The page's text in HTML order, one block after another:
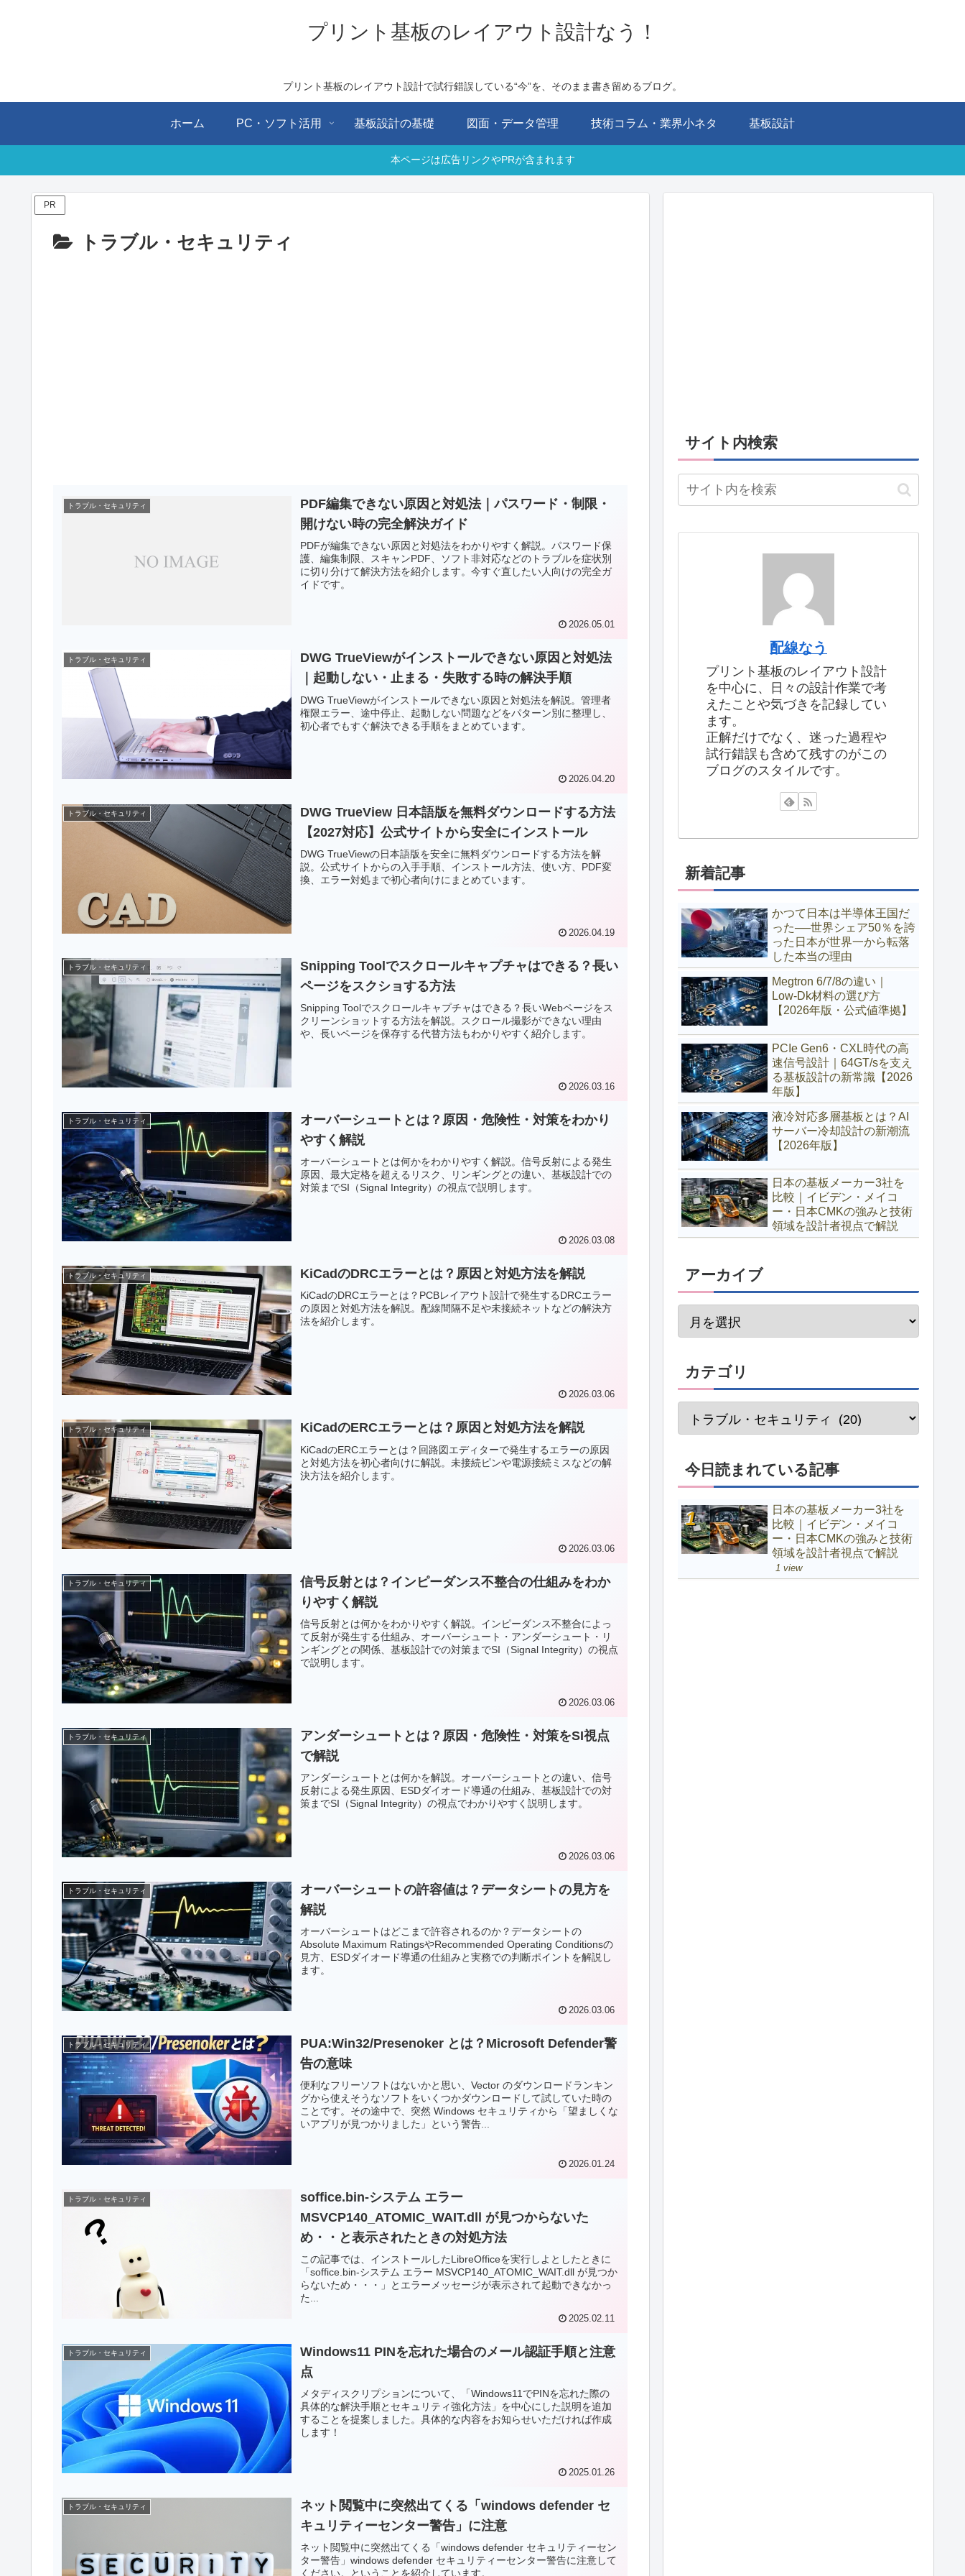
プリント基板のレイアウト設計なう！
プリント基板のレイアウト設計で試行錯誤している“今”を、そのまま書き留めるブログ。
ホーム PC・ソフト活用 基板設計の基礎 図面・データ管理 技術コラム・業界小ネタ 基板設計
本ページは広告リンクやPRが含まれます
PR
トラブル・セキュリティ
トラブル・セキュリティ
PDF編集できない原因と対処法｜パスワード・制限・
開けない時の完全解決ガイド
PDFが編集できない原因と対処法をわかりやすく解説。パスワード保
護、編集制限、スキャンPDF、ソフト非対応などのトラブルを症状別
に切り分けて解決方法を紹介します。今すぐ直したい人向けの完全ガ
イドです。
2026.05.01
トラブル・セキュリティ
DWG TrueViewがインストールできない原因と対処法
｜起動しない・止まる・失敗する時の解決手順
DWG TrueViewがインストールできない原因と対処法を解説。管理者
権限エラー、途中停止、起動しない問題などをパターン別に整理し、
初心者でもすぐ解決できる手順をまとめています。
2026.04.20
トラブル・セキュリティ
DWG TrueView 日本語版を無料ダウンロードする方法
【2027対応】公式サイトから安全にインストール
DWG TrueViewの日本語版を安全に無料ダウンロードする方法を解
説。公式サイトからの入手手順、インストール方法、使い方、PDF変
換、エラー対処まで初心者向けにまとめています。
2026.04.19
トラブル・セキュリティ
Snipping Toolでスクロールキャプチャはできる？長い
ページをスクショする方法
Snipping Toolでスクロールキャプチャはできる？長いWebページをス
クリーンショットする方法を解説。スクロール撮影ができない理由
や、長いページを保存する代替方法もわかりやすく紹介します。
2026.03.16
トラブル・セキュリティ
オーバーシュートとは？原因・危険性・対策をわかり
やすく解説
オーバーシュートとは何かをわかりやすく解説。信号反射による発生
原因、最大定格を超えるリスク、リンギングとの違い、基板設計での
対策までSI（Signal Integrity）の視点で説明します。
2026.03.08
トラブル・セキュリティ KiCadのDRCエラーとは？原因と対処方法を解説
KiCadのDRCエラーとは？PCBレイアウト設計で発生するDRCエラー
の原因と対処方法を解説。配線間隔不足や未接続ネットなどの解決方
法を紹介します。
2026.03.06
トラブル・セキュリティ KiCadのERCエラーとは？原因と対処方法を解説
KiCadのERCエラーとは？回路図エディターで発生するエラーの原因
と対処方法を初心者向けに解説。未接続ピンや電源接続ミスなどの解
決方法を紹介します。
2026.03.06
トラブル・セキュリティ
信号反射とは？インピーダンス不整合の仕組みをわか
りやすく解説
信号反射とは何かをわかりやすく解説。インピーダンス不整合によっ
て反射が発生する仕組み、オーバーシュート・アンダーシュート・リ
ンギングとの関係、基板設計での対策までSI（Signal Integrity）の視点
で説明します。
2026.03.06
トラブル・セキュリティ
アンダーシュートとは？原因・危険性・対策をSI視点
で解説
アンダーシュートとは何かを解説。オーバーシュートとの違い、信号
反射による発生原因、ESDダイオード導通の仕組み、基板設計での対
策までSI（Signal Integrity）の視点でわかりやすく説明します。
2026.03.06
トラブル・セキュリティ
オーバーシュートの許容値は？データシートの見方を
解説
オーバーシュートはどこまで許容されるのか？データシートの
Absolute Maximum RatingsやRecommended Operating Conditionsの
見方、ESDダイオード導通の仕組みと実務での判断ポイントを解説し
ます。
2026.03.06
トラブル・セキュリティ
PUA:Win32/Presenoker とは？Microsoft Defender警
告の意味
便利なフリーソフトはないかと思い、Vector のダウンロードランキン
グから使えそうなソフトをいくつかダウンロードして試していた時の
ことです。その途中で、突然 Windows セキュリティから「望ましくな
いアプリが見つかりました」という警告...
2026.01.24
トラブル・セキュリティ
soffice.bin-システム エラー
MSVCP140_ATOMIC_WAIT.dll が見つからないた
め・・と表示されたときの対処方法
この記事では、インストールしたLibreOfficeを実行しよとしたときに
「soffice.bin-システム エラー MSVCP140_ATOMIC_WAIT.dll が見つか
らないため・・・」とエラーメッセージが表示されて起動できなかっ
た...
2025.02.11
トラブル・セキュリティ
Windows11 PINを忘れた場合のメール認証手順と注意
点
メタディスクリプションについて、「Windows11でPINを忘れた際の
具体的な解決手順とセキュリティ強化方法」を中心にした説明を追加
することを提案しました。具体的な内容をお知らせいただければ作成
します！
2025.01.26
トラブル・セキュリティ
ネット閲覧中に突然出てくる「windows defender セ
キュリティーセンター警告」に注意
ネット閲覧中に突然出てくる「windows defender セキュリティーセン
ター警告」windows defender セキュリティーセンター警告に注意して
ください。ということを紹介しています。
サイト内検索
配線なう
プリント基板のレイアウト設計
を中心に、日々の設計作業で考
えたことや気づきを記録してい
ます。
正解だけでなく、迷った過程や
試行錯誤も含めて残すのがこの
ブログのスタイルです。
新着記事
かつて日本は半導体王国だ
った──世界シェア50％を誇
った日本が世界一から転落
した本当の理由
Megtron 6/7/8の違い｜
Low‑Dk材料の選び方
【2026年版・公式値準拠】
PCIe Gen6・CXL時代の高
速信号設計｜64GT/sを支え
る基板設計の新常識【2026
年版】
液冷対応多層基板とは？AI
サーバー冷却設計の新潮流
【2026年版】
日本の基板メーカー3社を
比較｜イビデン・メイコ
ー・日本CMKの強みと技術
領域を設計者視点で解説
アーカイブ
カテゴリ
今日読まれている記事
日本の基板メーカー3社を
比較｜イビデン・メイコ
ー・日本CMKの強みと技術
領域を設計者視点で解説
1 view